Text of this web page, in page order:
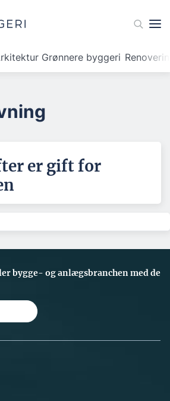
Grønnere byggeri
er gift for
bygge- og anlægsbranchen med de